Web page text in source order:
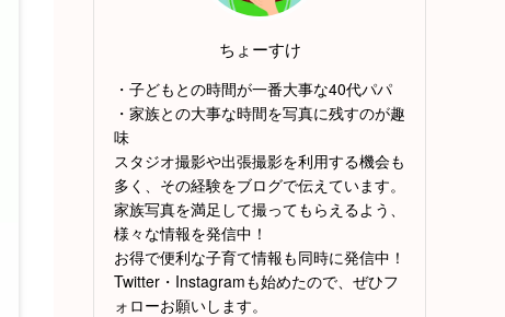
ちょーすけ
・子どもとの時間が一番大事な40代パパ
・家族との大事な時間を写真に残すのが趣
味
スタジオ撮影や出張撮影を利用する機会も
多く、その経験をブログで伝えています。
家族写真を満足して撮ってもらえるよう、
様々な情報を発信中！
お得で便利な子育て情報も同時に発信中！
Twitter・Instagramも始めたので、ぜひフ
ォローお願いします。